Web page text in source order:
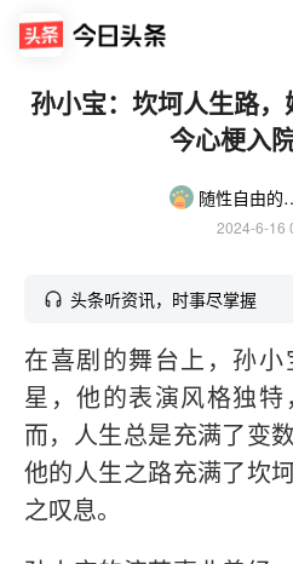
孙小宝：坎坷人生路，
今心梗入
随性自
2024-6-16
头条听资讯，时事尽掌握
在喜剧的舞台上，孙
星，他的表演风格独
而，人生总是充满了变
他的人生之路充满了坎
之叹息。